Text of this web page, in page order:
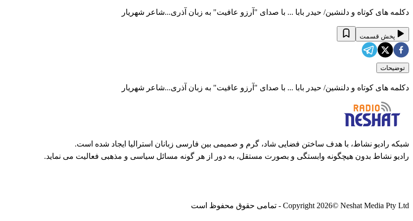
دکلمه های کوتاه و دلنشین/ حیدر بابا ... با صدای "آرزو عافیت" به زبان آذری...شاعر شهریار
پخش قسمت
توضیحات
دکلمه های کوتاه و دلنشین/ حیدر بابا ... با صدای "آرزو عافیت" به زبان آذری...شاعر شهریار
شبکه رادیو نشاط، با هدف ساختن فضایی شاد، گرم و صمیمی بین فارسی زبانان استرالیا ایجاد شده است.
رادیو نشاط بدون هیچگونه وابستگی و بصورت مستقل، به دور از هر گونه مسائل سیاسی و مذهبی فعالیت می نماید.
Copyright 2026© Neshat Media Pty Ltd - تمامی حقوق محفوظ است